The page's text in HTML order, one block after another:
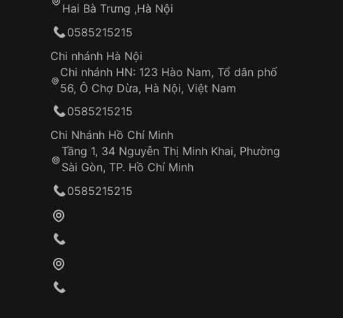
Hai Bà Trưng ,Hà Nội
0585215215
Chi nhánh Hà Nội
Chi nhánh HN: 123 Hào Nam, Tổ dân phố
56, Ô Chợ Dừa, Hà Nội, Việt Nam
0585215215
Chi Nhánh Hồ Chí Minh
Tầng 1, 34 Nguyễn Thị Minh Khai, Phường
Sài Gòn, TP. Hồ Chí Minh
0585215215